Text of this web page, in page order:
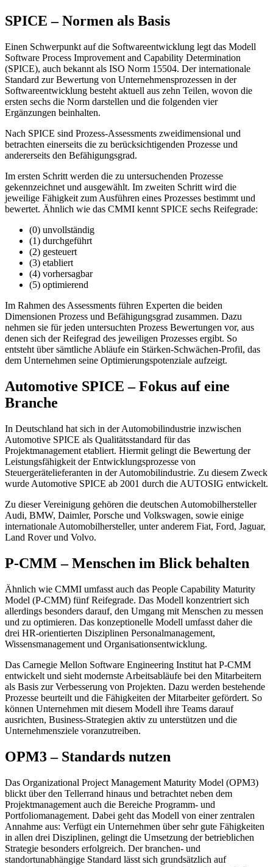
SPICE – Normen als Basis
Einen Schwerpunkt auf die Softwareentwicklung legt das Modell
Software Process Improvement and Capability Determination
(SPICE), auch bekannt als ISO Norm 15504. Der internationale
Standard zur Bewertung von Unternehmensprozessen in der
Softwareentwicklung besteht aktuell aus zehn Teilen, wovon die
ersten sechs die Norm darstellen und die folgenden vier
Ergänzungen beinhalten.
Nach SPICE sind Prozess-Assessments zweidimensional und
betrachten einerseits die zu berücksichtigenden Prozesse und
andererseits den Befähigungsgrad.
Im ersten Schritt werden die zu untersuchenden Prozesse
gekennzeichnet und ausgewählt. Im zweiten Schritt wird die
jeweilige Fähigkeit zum Ausführen eines Prozesses bestimmt und
bewertet. Ähnlich wie das CMMI kennt SPICE sechs Reifegrade:
(0) unvollständig
(1) durchgeführt
(2) gesteuert
(3) etabliert
(4) vorhersagbar
(5) optimierend
Im Rahmen des Assessments führen Experten die beiden
Dimensionen Prozess und Befähigungsgrad zusammen. Dazu
nehmen sie für jeden untersuchten Prozess Bewertungen vor, aus
denen sich der Reifegrad des jeweiligen Prozesses ergibt. So
entsteht über sämtliche Abläufe ein Stärken-Schwächen-Profil, das
dem Unternehmen seine Optimierungspotenziale aufzeigt.
Automotive SPICE – Fokus auf eine
Branche
In Deutschland hat sich in der Automobilindustrie inzwischen
Automotive SPICE als Qualitätsstandard für das
Projektmanagement etabliert. Hiermit gelingt die Bewertung der
Leistungsfähigkeit der Entwicklungsprozesse von
Steuergerätelieferanten in der Automobilindustrie. Zu diesem Zweck
wurde Automotive SPICE ab 2001 durch die AUTOSIG entwickelt.
Zu dieser Vereinigung gehören die deutschen Automobilhersteller
Audi, BMW, Daimler, Porsche und Volkswagen, sowie einige
internationale Automobilhersteller, unter anderem Fiat, Ford, Jaguar,
Land Rover und Volvo.
P-CMM – Menschen im Blick behalten
Ähnlich wie CMMI umfasst auch das People Capability Maturity
Model (P-CMM) fünf Reifegrade. Das Modell konzentriert sich
allerdings besonders darauf, den Umgang mit Menschen zu messen
und zu optimieren. Das konzeptionelle Modell umfasst daher die
drei HR-orientierten Disziplinen Personalmanagement,
Wissensmanagement und Organisationsentwicklung.
Das Carnegie Mellon Software Engineering Institut hat P-CMM
entwickelt und sieht modernste Arbeitsabläufe bei den Mitarbeitern
als Basis zur Verbesserung von Projekten. Dazu werden bestehende
Prozesse beurteilt und die Fähigkeiten der Mitarbeiter gefördert. So
können Unternehmen mit diesem Modell ihre Teams darauf
ausrichten, Business-Strategien aktiv zu unterstützen und die
Unternehmensziele voranzutreiben.
OPM3 – Standards nutzen
Das Organizational Project Management Maturity Model (OPM3)
blickt über den Tellerrand hinaus und betrachtet neben dem
Projektmanagement auch die Bereiche Programm- und
Portfoliomanagement. Dabei geht das Modell von einer zentralen
Annahme aus: Verfügt ein Unternehmen über sehr gute Fähigkeiten
in allen drei Disziplinen, gelingt die Umsetzung der betrieblichen
Strategie besonders erfolgreich. Der branchen- und
standortunabhängige Standard lässt sich grundsätzlich auf